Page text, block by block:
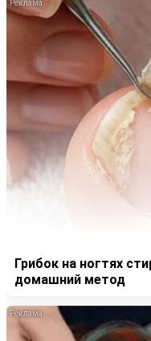
Грибок на ногтях
домашний метод